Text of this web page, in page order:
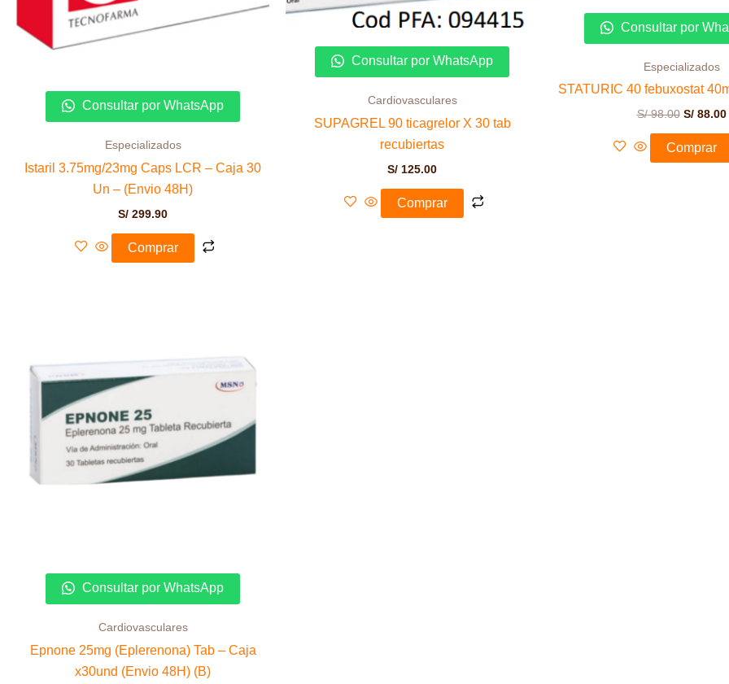
Consultar por WhatsApp
Especializados
Istaril 3.75mg/23mg Caps LCR – Caja 30
Un – (Envio 48H)
S/ 299.90
Comprar
Consultar por WhatsApp
Cardiovasculares
SUPAGREL 90 ticagrelor X 30 tab
recubiertas
S/ 125.00
Comprar
Consultar por
Especializados
STATURIC 40 febuxostat
S/98.00 S/88.00
Comprar
Consultar por WhatsApp
Cardiovasculares
Epnone 25mg (Eplerenona) Tab – Caja
x30und (Envio 48H) (B)